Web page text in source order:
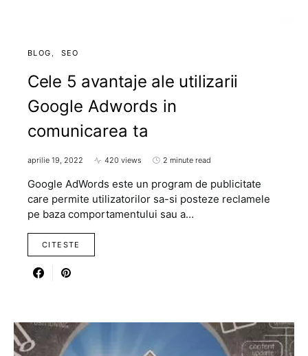
BLOG SEO
Cele 5 avantaje ale utilizarii
Google Adwords in
comunicarea ta
aprilie 19, 2022 420 views 2 minute read
Google AdWords este un program de publicitate
care permite utilizatorilor sa-si posteze reclamele
pe baza comportamentului sau a…
CITESTE